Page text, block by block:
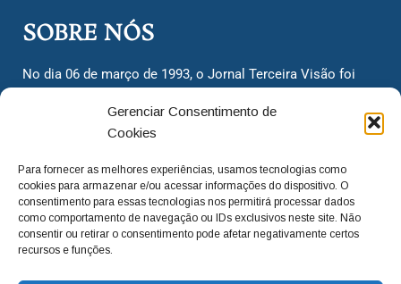
Gerenciar Consentimento de
Cookies
Para fornecer as melhores experiências, usamos tecnologias como
cookies para armazenar e/ou acessar informações do dispositivo. O
consentimento para essas tecnologias nos permitirá processar dados
como comportamento de navegação ou IDs exclusivos neste site. Não
consentir ou retirar o consentimento pode afetar negativamente certos
recursos e funções.
SOBRE NÓS
No dia 06 de março de 1993, o Jornal Terceira Visão foi
cidadãos valinhenses, já que naquela época só existiam
dois jornais. Há mais de 30 anos, o jornal continua
com o foco de trazer as melhores notícias. Nunca
deixamos de lado as necessidades do cidadão, sempre
questionando os órgãos públicos em busca de melhorias
para a cidade e sempre cobrando resoluções para casos